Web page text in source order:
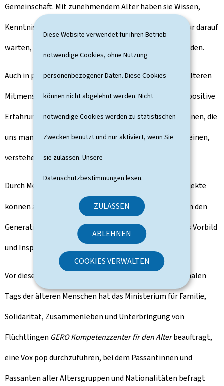
Diese Website verwendet für ihren Betrieb
notwendige Cookies, ohne Nutzung
personenbezogener Daten. Diese Cookies
können nicht abgelehnt werden. Nicht
notwendige Cookies werden zu statistischen
Zwecken benutzt und nur aktiviert, wenn Sie
sie zulassen. Unsere
Datenschutzbestimmungen lesen.
ZULASSEN
ABLEHNEN
COOKIES VERWALTEN
Gemeinschaft. Mit zunehmendem Alter haben sie Wissen,
Kenntnisse und Lebenserfahrung angesammelt, die nur darauf
warten, mit den jüngeren Generationen geteilt zu werden.
Auch in puncto Resilienz können wir viel von unseren älteren
Mitmenschen lernen. Da sie sowohl negative als auch positive
Erfahrungen gemacht haben, können sie viele Situationen, die
uns manchmal überfordern oder unüberwindbar erscheinen,
verstehen und relativieren.
Durch Mentoring, Freiwilligenarbeit oder kreative Projekte
können ältere Menschen nicht nur den Dialog zwischen den
Generationen aktiv fördern, sondern auch als positives Vorbild
und Inspirationsquelle dienen.
Vor diesem Hintergrund und anlässlich des Internationalen
Tags der älteren Menschen hat das Ministerium für Familie,
Solidarität, Zusammenleben und Unterbringung von
Flüchtlingen GERO Kompetenzzenter fir den Alterbeauftragt,
eine Vox pop durchzuführen, bei dem Passantinnen und
Passanten aller Altersgruppen und Nationalitäten befragt